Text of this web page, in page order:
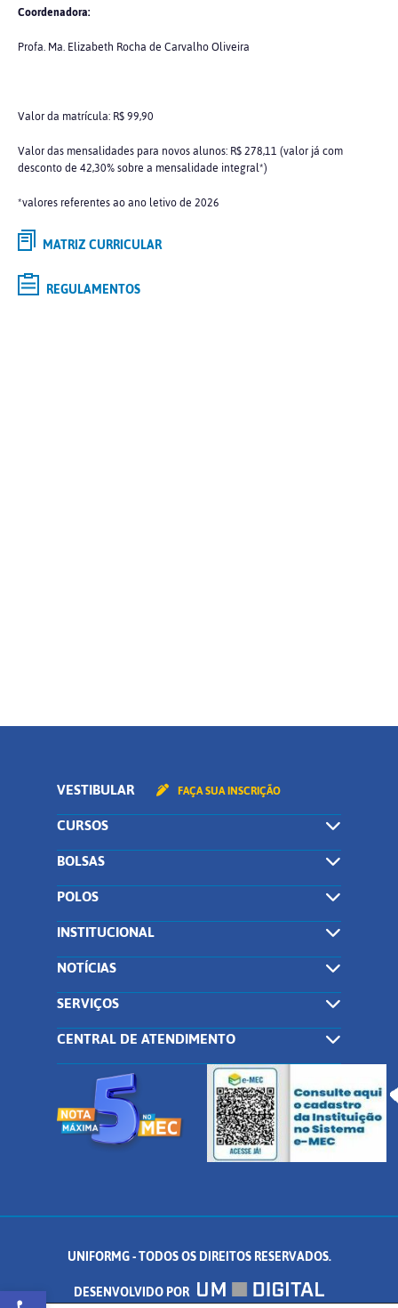
Coordenadora:
Profa. Ma. Elizabeth Rocha de Carvalho Oliveira
Valor da matrícula: R$ 99,90
Valor das mensalidades para novos alunos: R$ 278,11 (valor já com
desconto de 42,30% sobre a mensalidade integral*)
*valores referentes ao ano letivo de 2026
MATRIZ CURRICULAR
REGULAMENTOS
VESTIBULAR FAÇA SUA INSCRIÇÃO
CURSOS
BOLSAS
POLOS
INSTITUCIONAL
NOTÍCIAS
SERVIÇOS
CENTRAL DE ATENDIMENTO
UNIFORMG - TODOS OS DIREITOS RESERVADOS.
DESENVOLVIDO POR